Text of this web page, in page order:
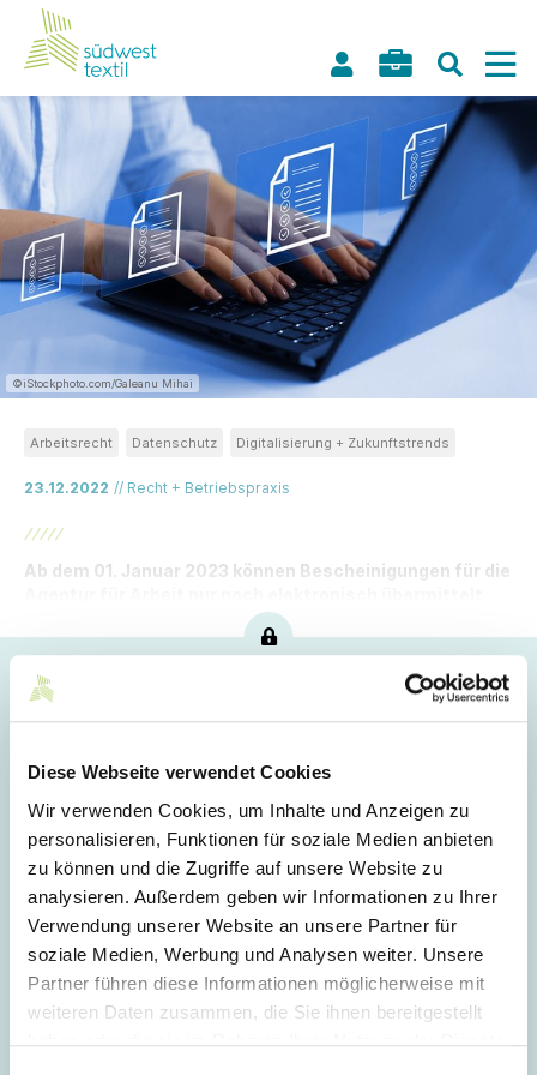
Diese Webseite verwendet Cookies
Wir verwenden Cookies, um Inhalte und Anzeigen zu
personalisieren, Funktionen für soziale Medien anbieten
zu können und die Zugriffe auf unsere Website zu
analysieren. Außerdem geben wir Informationen zu Ihrer
Verwendung unserer Website an unsere Partner für
soziale Medien, Werbung und Analysen weiter. Unsere
Partner führen diese Informationen möglicherweise mit
weiteren Daten zusammen, die Sie ihnen bereitgestellt
©iStockphoto.com/Galeanu Mihai
23.12.2022 // Recht + Betriebspraxis
Arbeitsrecht Datenschutz Digitalisierung + Zukunftstrends
Ab dem 01. Januar 2023 können Bescheinigungen für die
Login
Passwort